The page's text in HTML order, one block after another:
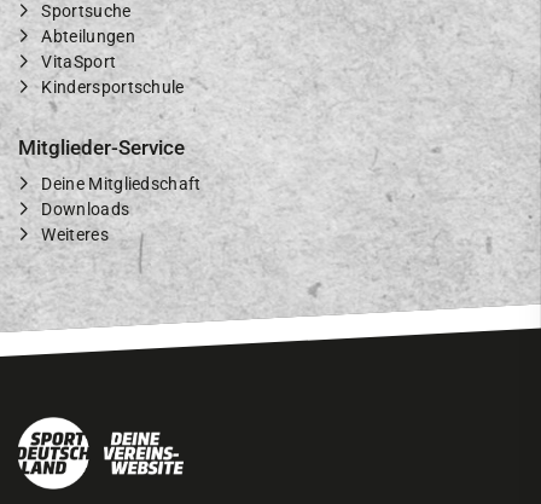
Sportsuche
Abteilungen
VitaSport
Kindersportschule
Mitglieder-Service
Deine Mitgliedschaft
Downloads
Weiteres